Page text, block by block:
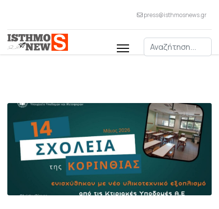
press@isthmosnews.gr
Αναζήτηση